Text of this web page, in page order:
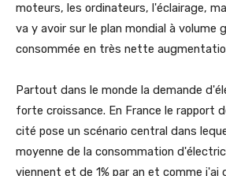
moteurs, les ordinateurs, l'éclairage,
va y avoir sur le plan mondial à volume
consommée en très nette
Partout dans le monde la demande
forte croissance. En France le rapport
cité pose un scénario central dans
moyenne de la consommation
viennent et de 1% par an et comme j'ai